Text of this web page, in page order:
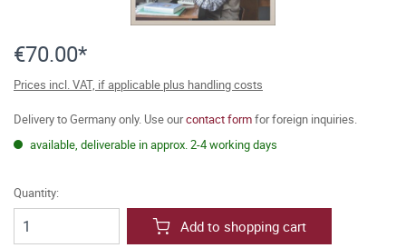
€70.00*
Prices incl. VAT, if applicable plus handling costs
Delivery to Germany only. Use ourcontact formfor foreign inquiries.
available, deliverable in approx. 2-4 working days
Quantity:
Add to shopping cart